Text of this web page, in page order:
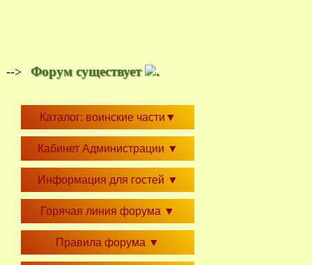
--> Форум существует .
Каталог: воинские части ▼
Кабинет Администрации ▼
Информация для гостей ▼
Горячая линия форума ▼
Правила форума ▼